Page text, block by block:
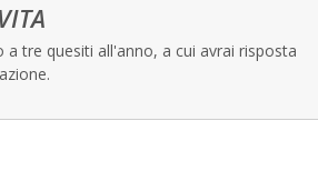
tre quesiti all'anno, a cui avrai risposta